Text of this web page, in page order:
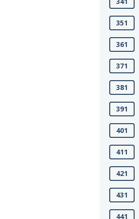
351
361
371
381
391
401
411
421
431
441